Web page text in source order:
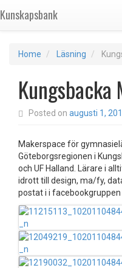
Kunskapsbank
Home Läsning
Kungsbacka
Posted on augusti 1,
Makerspace för
Göteborgsregionen i
och UF Halland. Lärare i
idrott till design, ma/fy,
postat i i facebookgruppen